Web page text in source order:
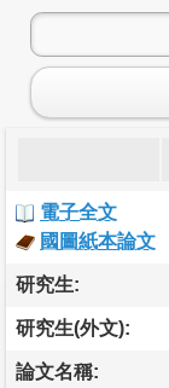
電子全文
國圖紙本論文
研究生:
研究生(外文):
論文名稱: